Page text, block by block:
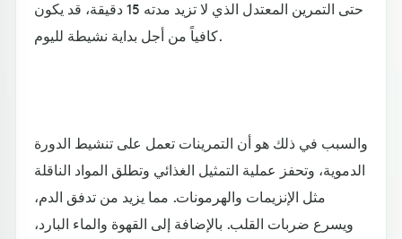
حتى التمرين المعتدل الذي لا تزيد مدته 15 دقيقة، قد يكون
كافياً من أجل بداية نشيطة لليوم.
والسبب في ذلك هو أن التمرينات تعمل على تنشيط الدورة
الدموية، وتحفز عملية التمثيل الغذائي وتطلق المواد الناقلة
مثل الإنزيمات والهرمونات. مما يزيد من تدفق الدم،
ويسرع ضربات القلب. بالإضافة إلى القهوة والماء البارد،